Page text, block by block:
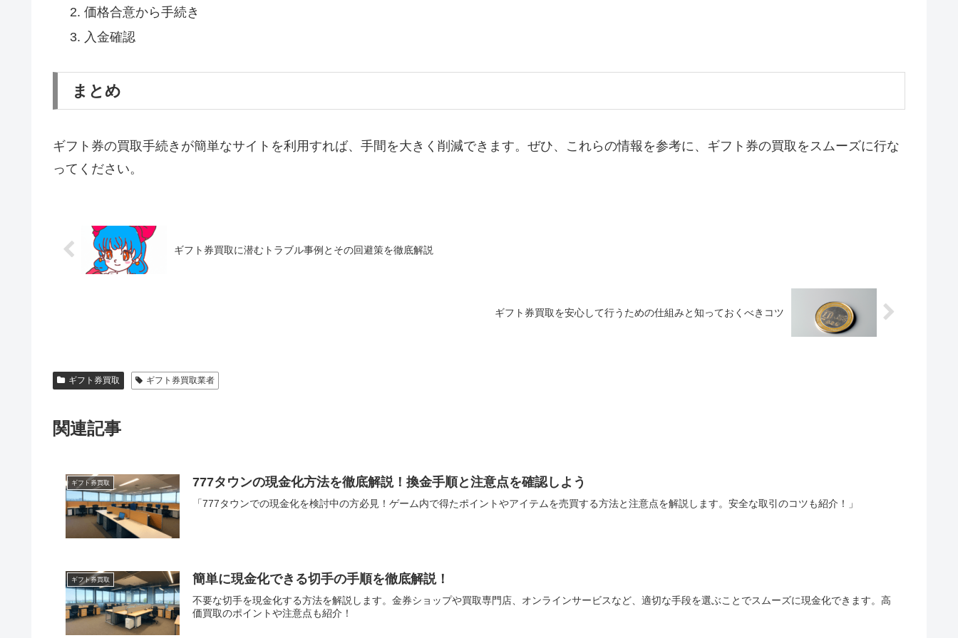
価格合意から手続き
入金確認
まとめ
ギフト券の買取手続きが簡単なサイトを利用すれば、手間を大きく削減できます。ぜひ、これらの情報を参考に、ギフト券の買取をスムーズに行な
ってください。
ギフト券買取に潜むトラブル事例とその回避策を徹底解説
ギフト券買取を安心して行うための仕組みと知っておくべきコツ
ギフト券買取 ギフト券買取業者
関連記事
ギフト券買取 777タウンの現金化方法を徹底解説！換金手順と注意点を確認しよう
「777タウンでの現金化を検討中の方必見！ゲーム内で得たポイントやアイテムを売買する方法と注意点を解説します。安全な取引のコツも紹介！」
ギフト券買取 簡単に現金化できる切手の手順を徹底解説！
不要な切手を現金化する方法を解説します。金券ショップや買取専門店、オンラインサービスなど、適切な手段を選ぶことでスムーズに現金化できます。高
価買取のポイントや注意点も紹介！